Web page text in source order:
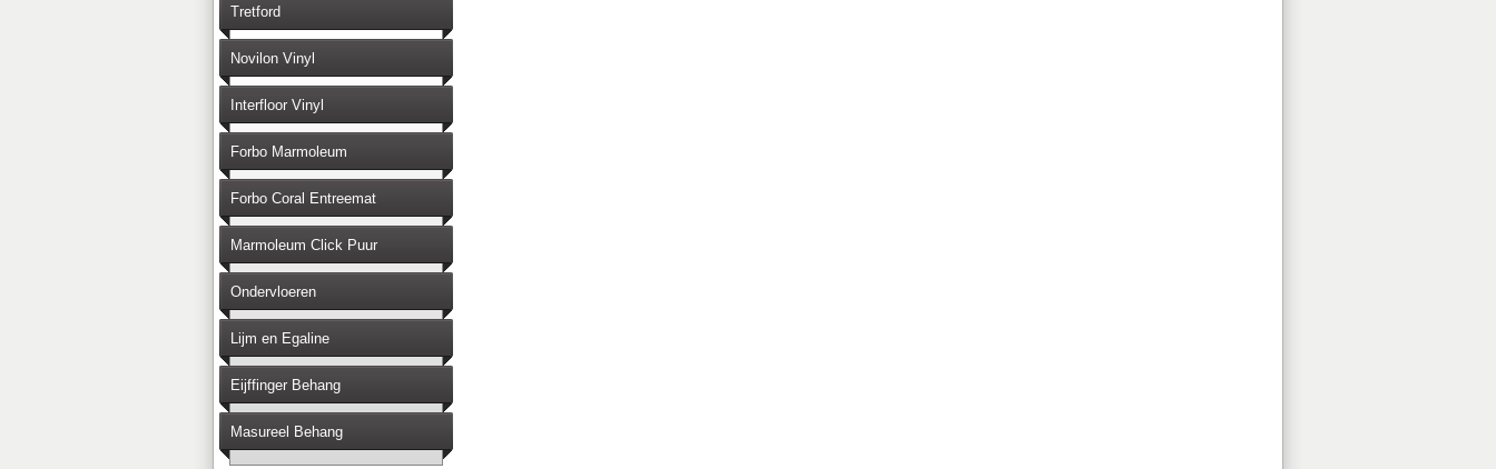
Tretford
Novilon Vinyl
Interfloor Vinyl
Forbo Marmoleum
Forbo Coral Entreemat
Marmoleum Click Puur
Ondervloeren
Lijm en Egaline
Eijffinger Behang
Masureel Behang